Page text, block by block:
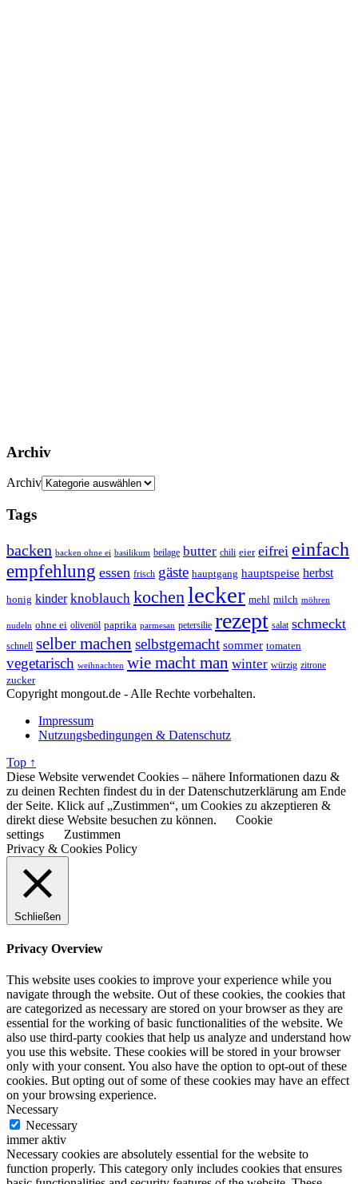
Archiv
Archiv
Tags
backen backen ohne ei basilikum beilage butter chili eier eifrei einfach
empfehlung essen frisch gäste hauptgang hauptspeise herbst
honig kinder knoblauch kochen lecker mehl milch möhren
nudeln ohne ei olivenöl paprika parmesan petersilie rezept salat schmeckt
schnell selber machen selbstgemacht sommer tomaten
vegetarisch weihnachten wie macht man winter würzig zitrone
zucker
Copyright mongout.de - Alle Rechte vorbehalten.
Impressum
Nutzungsbedingungen & Datenschutz
Top ↑
Diese Website verwendet Cookies – nähere Informationen dazu &
zu deinen Rechten findest du in der Datenschutzerklärung am Ende
der Seite. Klick auf „Zustimmen“, um Cookies zu akzeptieren &
direkt diese Website besuchen zu können.
Cookie
settings
Zustimmen
Privacy & Cookies Policy
Schließen
Privacy Overview
This website uses cookies to improve your experience while you
navigate through the website. Out of these cookies, the cookies that
are categorized as necessary are stored on your browser as they are
essential for the working of basic functionalities of the website. We
also use third-party cookies that help us analyze and understand how
you use this website. These cookies will be stored in your browser
only with your consent. You also have the option to opt-out of these
cookies. But opting out of some of these cookies may have an effect
on your browsing experience.
Necessary
Necessary
immer aktiv
Necessary cookies are absolutely essential for the website to
function properly. This category only includes cookies that ensures